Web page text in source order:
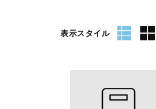
表示スタイル